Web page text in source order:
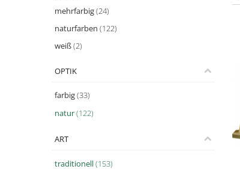
mehrfarbig(24)
naturfarben (122)
weiß(2)
OPTIK
farbig(33)
natur(122)
ART
traditionell(153)